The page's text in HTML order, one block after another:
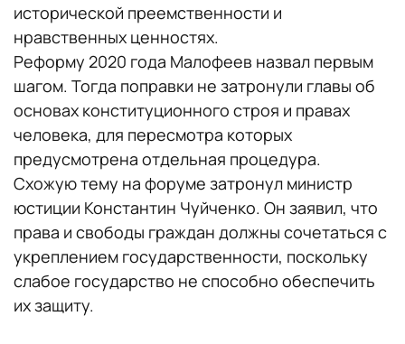
исторической преемственности и
нравственных ценностях.
Реформу 2020 года Малофеев назвал первым
шагом. Тогда поправки не затронули главы об
основах конституционного строя и правах
человека, для пересмотра которых
предусмотрена отдельная процедура.
Схожую тему на форуме затронул министр
юстиции Константин Чуйченко. Он заявил, что
права и свободы граждан должны сочетаться с
укреплением государственности, поскольку
слабое государство не способно обеспечить
их защиту.